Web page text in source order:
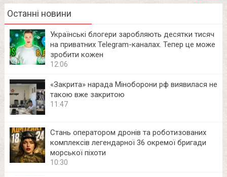
Останні новини
Українські блогери заробляють десятки тисяч
на приватних Telegram-каналах. Тепер це може
зробити кожен
12:06
«Закрита» нарада Міноборони рф виявилася не
такою вже закритою
11:47
Стань оператором дронів та роботизованих
комплексів легендарної 36 окремої бригади
морської піхоти
10:30